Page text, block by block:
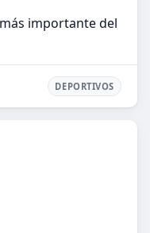
importante del
DEPORTIVOS